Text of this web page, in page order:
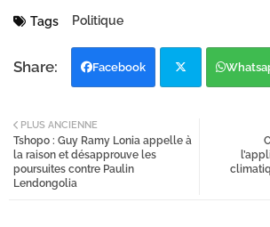
Tags Politique
Facebook
tter
PLUS ANCIENNE
Tshopo : Guy Ramy Lonia appelle à
la raison et désapprouve les
poursuites contre Paulin
Lendongolia